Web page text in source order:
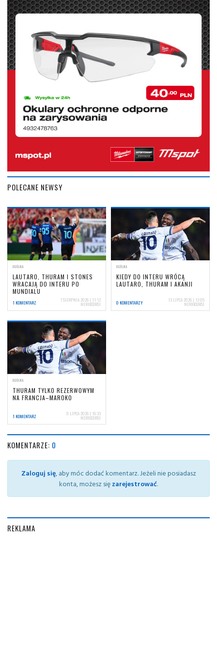
POLECANE NEWSY
OGÓLNA
LAUTARO, THURAM I STONES
WRACAJĄ DO INTERU PO
MUNDIALU
1 KOMENTARZ 7 SIERPNIA 2026 | 11:12
NERIOCORSI
OGÓLNA
KIEDY DO INTERU WRÓCĄ
LAUTARO, THURAM I AKANJI
0 KOMENTARZY 13 LIPCA 2026 | 12:05
NERIOCORSI
OGÓLNA
THURAM TYLKO REZERWOWYM
NA FRANCJA–MAROKO
1 KOMENTARZ 9 LIPCA 2026 | 16:33
NERIOCORSI
KOMENTARZE: 0
Zaloguj się, aby móc dodać komentarz. Jeżeli nie posiadasz
konta, możesz sięzarejestrować.
REKLAMA